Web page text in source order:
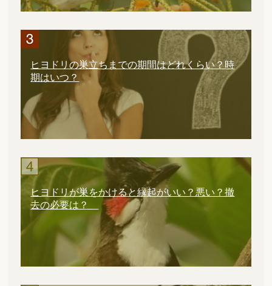
ヒヨドリの巣立ちまでの期間はどれくらい？時
期はいつ？
ヒヨドリが巣をかけると縁起がいい？悪い？撤
去の必要は？